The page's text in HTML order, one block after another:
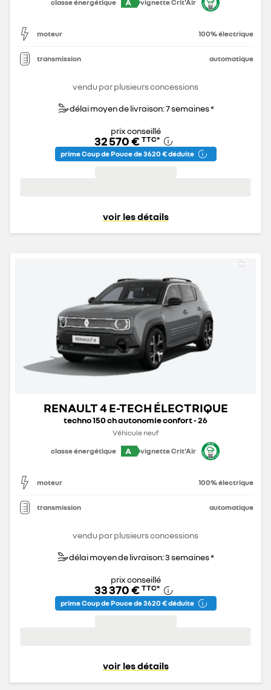
classe énergétique vignette Crit'Air
moteur 100% électrique
transmission automatique
vendu par plusieurs concessions
délai moyen de livraison: 7 semaines *
prix conseillé
32 570 € TTC*
prime Coup de Pouce de 3 620 € déduite
voir les détails
RENAULT 4 E-TECH ÉLECTRIQUE
techno 150 ch autonomie confort - 26
Véhicule neuf
classe énergétique
A vignette Crit'Air
moteur 100% électrique
transmission automatique
vendu par plusieurs concessions
délai moyen de livraison: 3 semaines *
prix conseillé
33 370 € TTC*
prime Coup de Pouce de 3 620 € déduite
voir les détails